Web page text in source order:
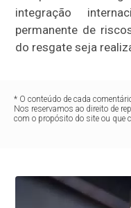
integração
permanente de
do resgate seja
* O conteúdo de cada
Nos reservamos ao direito de
com o propósito do site ou que